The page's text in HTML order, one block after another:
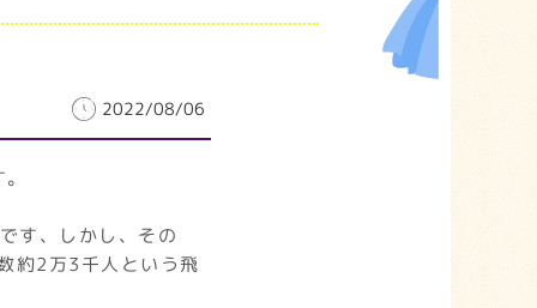
2022/08/06
す、しかし、その
約2万3千人という飛